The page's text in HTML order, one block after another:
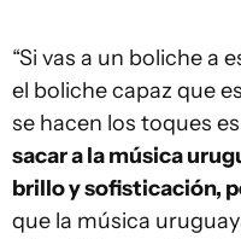
“Si vas a un boliche a
el boliche capaz que
se hacen los toques
sacar a la música
brillo y sofisticación,
que la música